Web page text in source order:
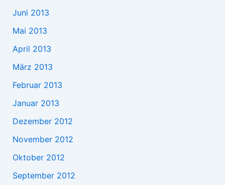
Juni 2013
Mai 2013
April 2013
März 2013
Februar 2013
Januar 2013
Dezember 2012
November 2012
Oktober 2012
September 2012